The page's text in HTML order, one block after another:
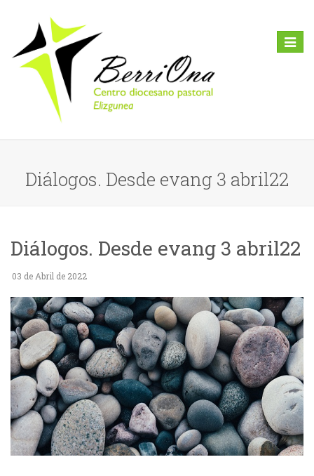
Toggle
Diálogos. Desde evang 3 abril22
Diálogos. Desde evang 3 abril22
03 de Abril de 2022